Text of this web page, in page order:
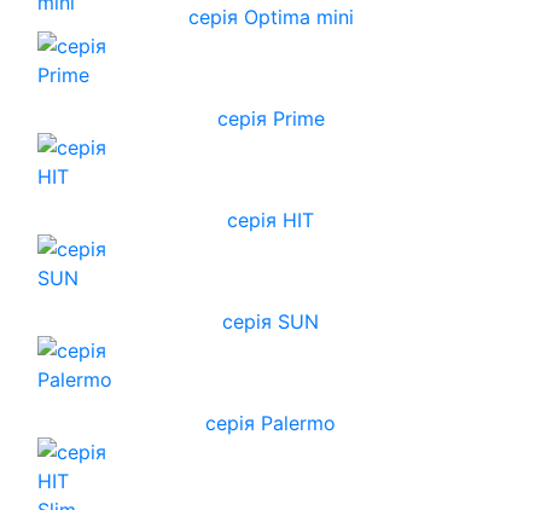
серія Optima mini
серія Prime
серія HIT
серія SUN
серія Palermo